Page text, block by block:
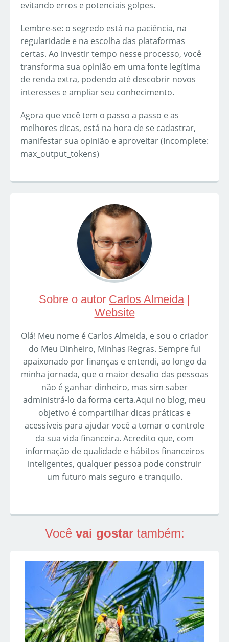
evitando erros e potenciais golpes.
Lembre-se: o segredo está na paciência, na
regularidade e na escolha das plataformas
certas. Ao investir tempo nesse processo, você
transforma sua opinião em uma fonte legítima
de renda extra, podendo até descobrir novos
interesses e ampliar seu conhecimento.
Agora que você tem o passo a passo e as
melhores dicas, está na hora de se cadastrar,
manifestar sua opinião e aproveitar (Incomplete:
max_output_tokens)
Sobre o autor Carlos Almeida |
Website
Olá! Meu nome é Carlos Almeida, e sou o criador
do Meu Dinheiro, Minhas Regras. Sempre fui
apaixonado por finanças e entendi, ao longo da
minha jornada, que o maior desafio das pessoas
não é ganhar dinheiro, mas sim saber
administrá-lo da forma certa.Aqui no blog, meu
objetivo é compartilhar dicas práticas e
acessíveis para ajudar você a tomar o controle
da sua vida financeira. Acredito que, com
informação de qualidade e hábitos financeiros
inteligentes, qualquer pessoa pode construir
um futuro mais seguro e tranquilo.
Você vai gostartambém: